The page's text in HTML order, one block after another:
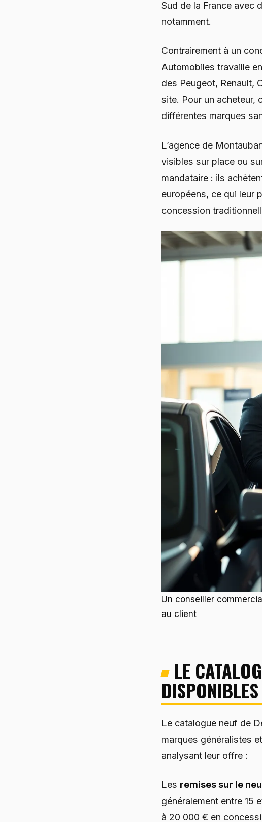
Sud de la France avec
notamment.
Contrairement à un
Automobiles travaille en
des Peugeot, Renault,
site. Pour un acheteur,
différentes marques
L’agence de
visibles sur place ou
mandataire : ils
européens, ce qui leur
concession
Un conseiller
au client
LE
DISPONIBLES
Le catalogue neuf de
marques généralistes
analysant leur offre :
Les remises sur le
généralement entre 15
à 20 000 € en